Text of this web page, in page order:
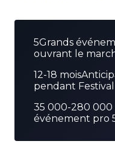
5Grands
ouvrant le
12-18 mois
pendant
35 000-280 000
événement pro